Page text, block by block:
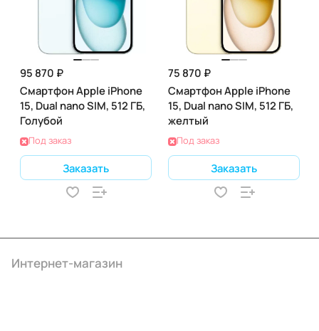
95 870 ₽
Смартфон Apple iPhone
15, Dual nano SIM, 512 ГБ,
Голубой
Под заказ
Заказать
75 870 ₽
Смартфон Apple iPhone
15, Dual nano SIM, 512 ГБ,
желтый
Под заказ
Заказать
Интернет-магазин